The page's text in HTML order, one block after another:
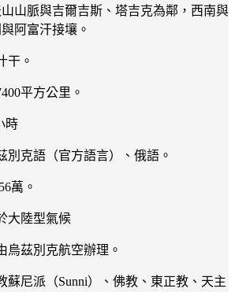
山脈與吉爾吉斯、塔吉克為鄰，西南與
阿富汗接壤。
。
平方公里。
語（官方語言）、俄語。
萬。
陸型氣候
茲別克航空辦理。
派（Sunni）、佛教、東正教、天主